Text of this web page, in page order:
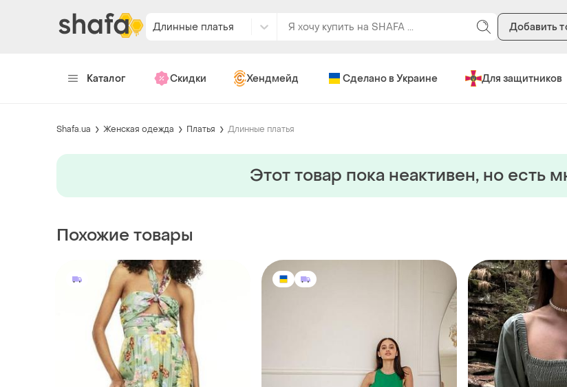
Длинные платья Добавить
Каталог Скидки Хендмейд Сделано в Украине Для защитников
Shafa.ua Женская одежда Платья Длинные платья
Этот товар пока неактивен, но есть
Похожие товары